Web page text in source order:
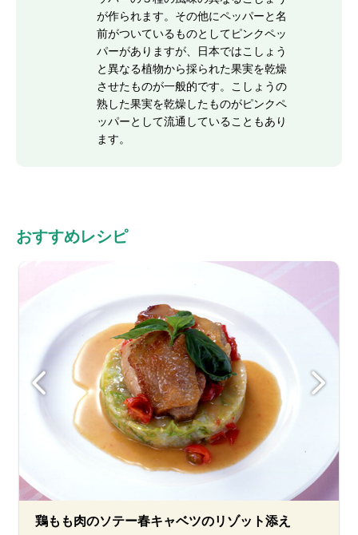
が作られます。その他にペッパーと名
前がついているものとしてピンクペッ
パーがありますが、日本ではこしょう
と異なる植物から採られた果実を乾燥
させたものが一般的です。こしょうの
熟した果実を乾燥したものがピンクペ
ッパーとして流通していることもあり
ます。
おすすめレシピ
鶏もも肉のソテー春キャベツのリゾット添え